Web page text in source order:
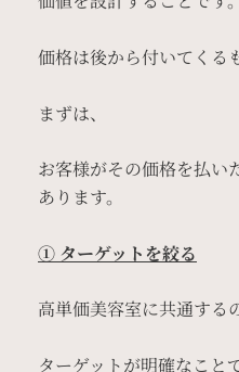
価格は後から付いてくる
まずは、
お客様がその価格を払い
あります。
① ターゲットを絞る
高単価美容室に共通する
ターゲットが明確なことで